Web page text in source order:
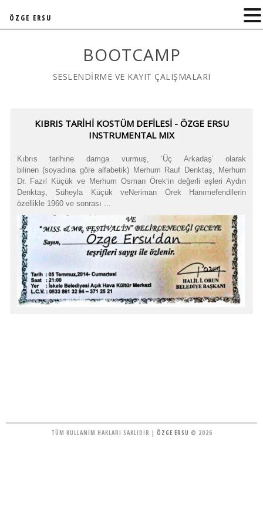
BOOTCAMP
SESLENDİRME VE KAYIT ÇALIŞMALARI
KIBRIS TARİHİ KOSTÜM DEFİLESİ - ÖZGE ERSU
INSTRUMENTAL MIX
Kıbrıs tarihine damga vurmuş, ‘Üç Arkadaş’ olarak
bilinen (soyadına göre alfabetik) Merhum Rauf Denktaş, Merhum
Dr. Fazıl Küçük ve Merhum Osman Örek‘in değerli eşleri Aydın
Denktaş, Süheyla Küçük veNeriman Örek Hanımefendilerin
özellikle 1960 ve sonrası ...
TÜM KULLANIM HAKLARI SAKLIDIR | ÖZGE ERSU © 2026
ÖZGE ERSU